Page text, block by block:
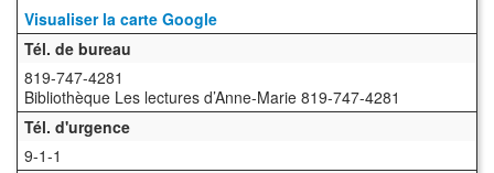
Visualiser la carte Google
Tél. de bureau
819-747-4281
Bibliothèque Les lectures d’Anne-Marie 819-747-4281
Tél. d'urgence
9-1-1